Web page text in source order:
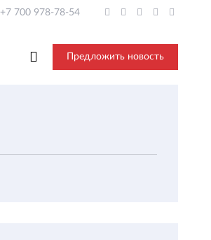
+7 700 978-78-54
Предложить новость